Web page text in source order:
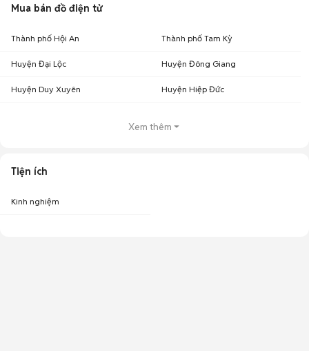
Mua bán đồ điện tử
Thành phố Hội An Thành phố Tam Kỳ
Huyện Đại Lộc Huyện Đông Giang
Huyện Duy Xuyên Huyện Hiệp Đức
Xem thêm
Tiện ích
Kinh nghiệm